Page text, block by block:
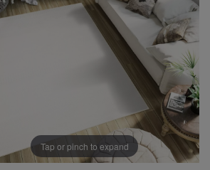
Tap or pinch to expand